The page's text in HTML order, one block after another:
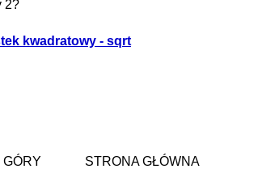
2?
kwadratowy - sqrt
GÓRY STRONA GŁÓWNA